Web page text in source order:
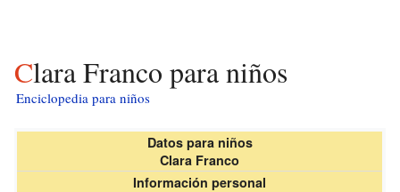
Clara Franco para niños
Enciclopedia para niños
Datos para niños
Clara Franco
Información personal